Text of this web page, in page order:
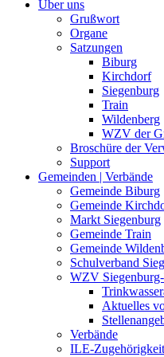
Über uns
Grußwort
Organe
Satzungen
Biburg
Kirchdorf
Siegenburg
Train
Wildenberg
WZV der
Broschüre der
Support
Gemeinden | Verbände
Gemeinde Biburg
Gemeinde
Markt Siegenburg
Gemeinde Train
Gemeinde
Schulverband
WZV
Aktuelles
Verbände
ILE-Zugehörigkeit